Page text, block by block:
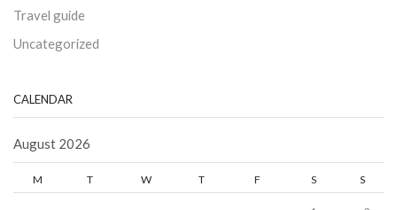
Travel guide
Uncategorized
CALENDAR
August 2026
M T W T F S S